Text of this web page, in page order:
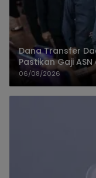
Dana Transfer
Pastikan Gaji
06/08/2026